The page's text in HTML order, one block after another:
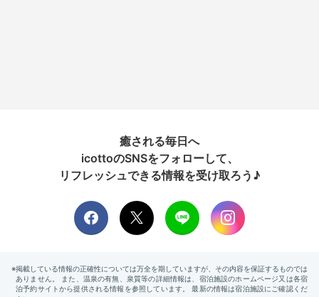
癒される毎日へ
icottoのSNSをフォローして、
リフレッシュできる情報を受け取ろう♪